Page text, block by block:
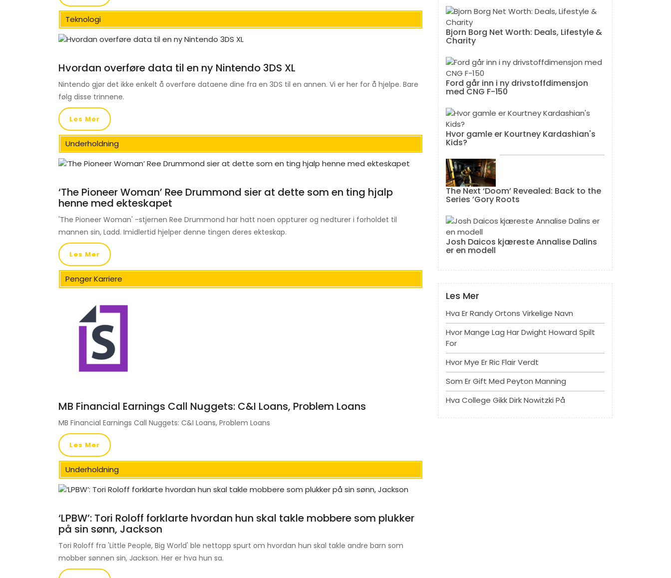
Teknologi
Hvordan overføre data til en ny Nintendo 3DS XL
Nintendo gjør det ikke enkelt å overføre dataene dine fra en 3DS til en annen. Vi er her for å hjelpe. Bare
følg disse trinnene.
Les Mer
Underholdning
‘The Pioneer Woman’ Ree Drummond sier at dette som en ting hjalp
henne med ekteskapet
'The Pioneer Woman' -stjernen Ree Drummond har hatt noen oppturer og nedturer i forholdet til
mannen sin, Ladd. Imidlertid hjelper denne tingen deres ekteskap.
Les Mer
Penger Karriere
MB Financial Earnings Call Nuggets: C&I Loans, Problem Loans
MB Financial Earnings Call Nuggets: C&I Loans, Problem Loans
Les Mer
Underholdning
‘LPBW’: Tori Roloff forklarte hvordan hun skal takle mobbere som plukker
på sin sønn, Jackson
Tori Roloff fra 'Little People, Big World' ble nettopp spurt om hvordan hun skal takle andre barn som
mobber sønnen sin, Jackson. Her er hva hun sa.
Bjorn Borg Net Worth: Deals, Lifestyle &
Charity
Ford går inn i ny drivstoffdimensjon
med CNG F-150
Hvor gamle er Kourtney Kardashian's
Kids?
The Next ‘Doom’ Revealed: Back to the
Series ’Gory Roots
Josh Daicos kjæreste Annalise Dalins
er en modell
Les Mer
Hva Er Randy Ortons Virkelige Navn
Hvor Mange Lag Har Dwight Howard Spilt
For
Hvor Mye Er Ric Flair Verdt
Som Er Gift Med Peyton Manning
Hva College Gikk Dirk Nowitzki På